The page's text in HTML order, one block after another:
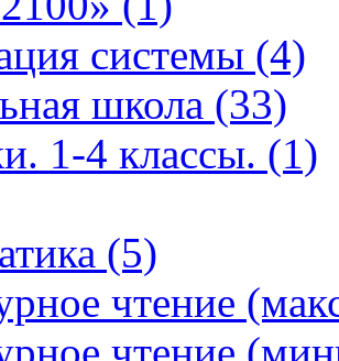
системы (4)
школа (33)
1-4 классы. (1)
(5)
чтение